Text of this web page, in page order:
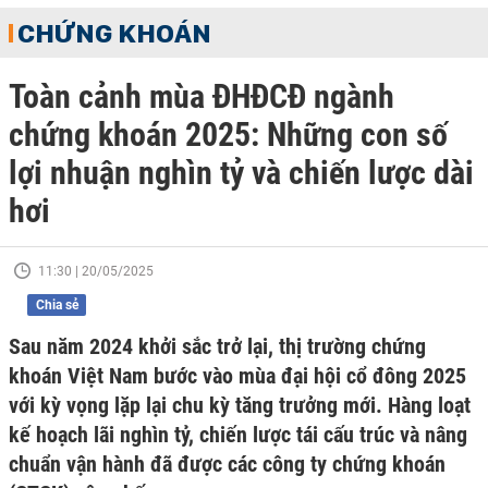
CHỨNG KHOÁN
Toàn cảnh mùa ĐHĐCĐ ngành
chứng khoán 2025: Những con số
lợi nhuận nghìn tỷ và chiến lược dài
hơi
11:30 | 20/05/2025
Chia sẻ
Sau năm 2024 khởi sắc trở lại, thị trường chứng
khoán Việt Nam bước vào mùa đại hội cổ đông 2025
với kỳ vọng lặp lại chu kỳ tăng trưởng mới. Hàng loạt
kế hoạch lãi nghìn tỷ, chiến lược tái cấu trúc và nâng
chuẩn vận hành đã được các công ty chứng khoán